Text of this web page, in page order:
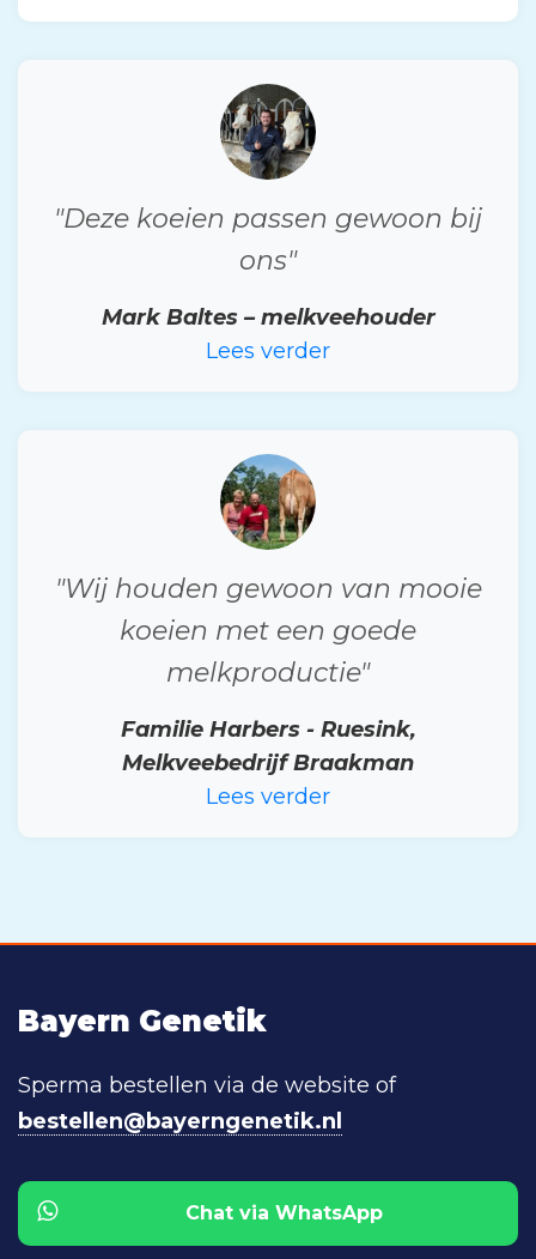
"Deze koeien passen gewoon bij
ons"
Mark Baltes – melkveehouder
Lees verder
"Wij houden gewoon van mooie
koeien met een goede
melkproductie"
Familie Harbers - Ruesink,
Melkveebedrijf Braakman
Lees verder
Bayern Genetik
Sperma bestellen via de website of
bestellen@bayerngenetik.nl
Chat via WhatsApp